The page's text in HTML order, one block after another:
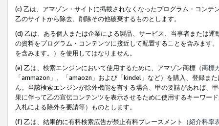
(c) 乙は、アマゾン・サイトに掲載されなくなったプログラム・コン
乙のサイトから除去、削除その他破棄するものとします。
(d) 乙は、ある個人または企業による製品、サービス、当事者または
の資料をプログラム・コンテンツに接近して配置することを含みます
を含みます。）を使用してはなりません。
(e) 乙は、検索エンジンにおいて使用するために、アマゾン商標（商標
「ammazon」、「amaozn」および「kindel」など）を購入、登録ま
ん。当該検索エンジンが除外機能を有する場合、甲の要請があれば、
果に伴って乙の宣伝コンテンツを表示させるために使用するキーワー
入札による除外を要請等）ものとします。
(f) 乙は、結果的に有料検索広告が禁止有料プレースメント（紹介料率